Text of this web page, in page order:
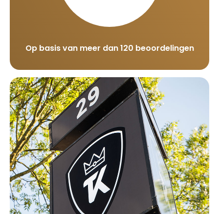
Op basis van meer dan 120 beoordelingen